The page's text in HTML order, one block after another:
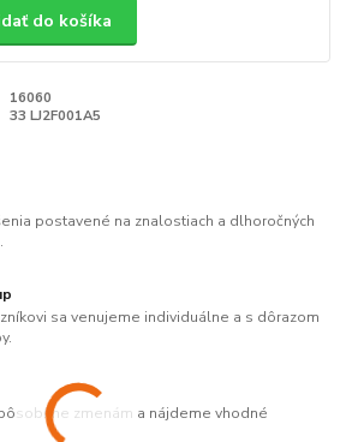
do košíka
16060
33 LJ2F001A5
postavené na znalostiach a dlhoročných
sa venujeme individuálne a s dôrazom
zmenám a nájdeme vhodné